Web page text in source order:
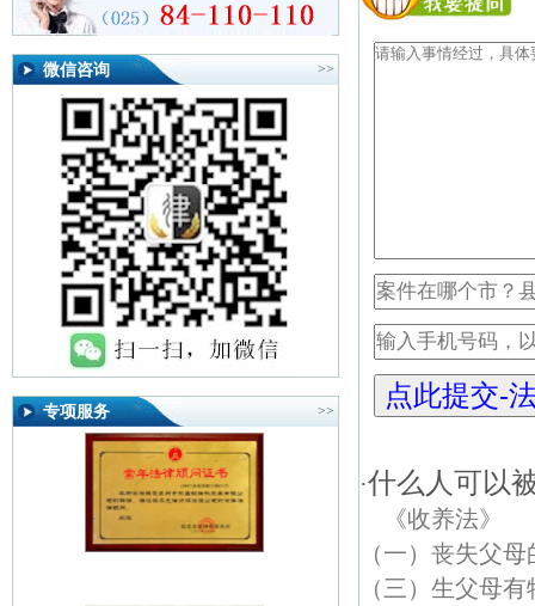
微信咨询 >>
专项服务 >>
·什么人可以
《收养法
（一）丧失
（三）生父母